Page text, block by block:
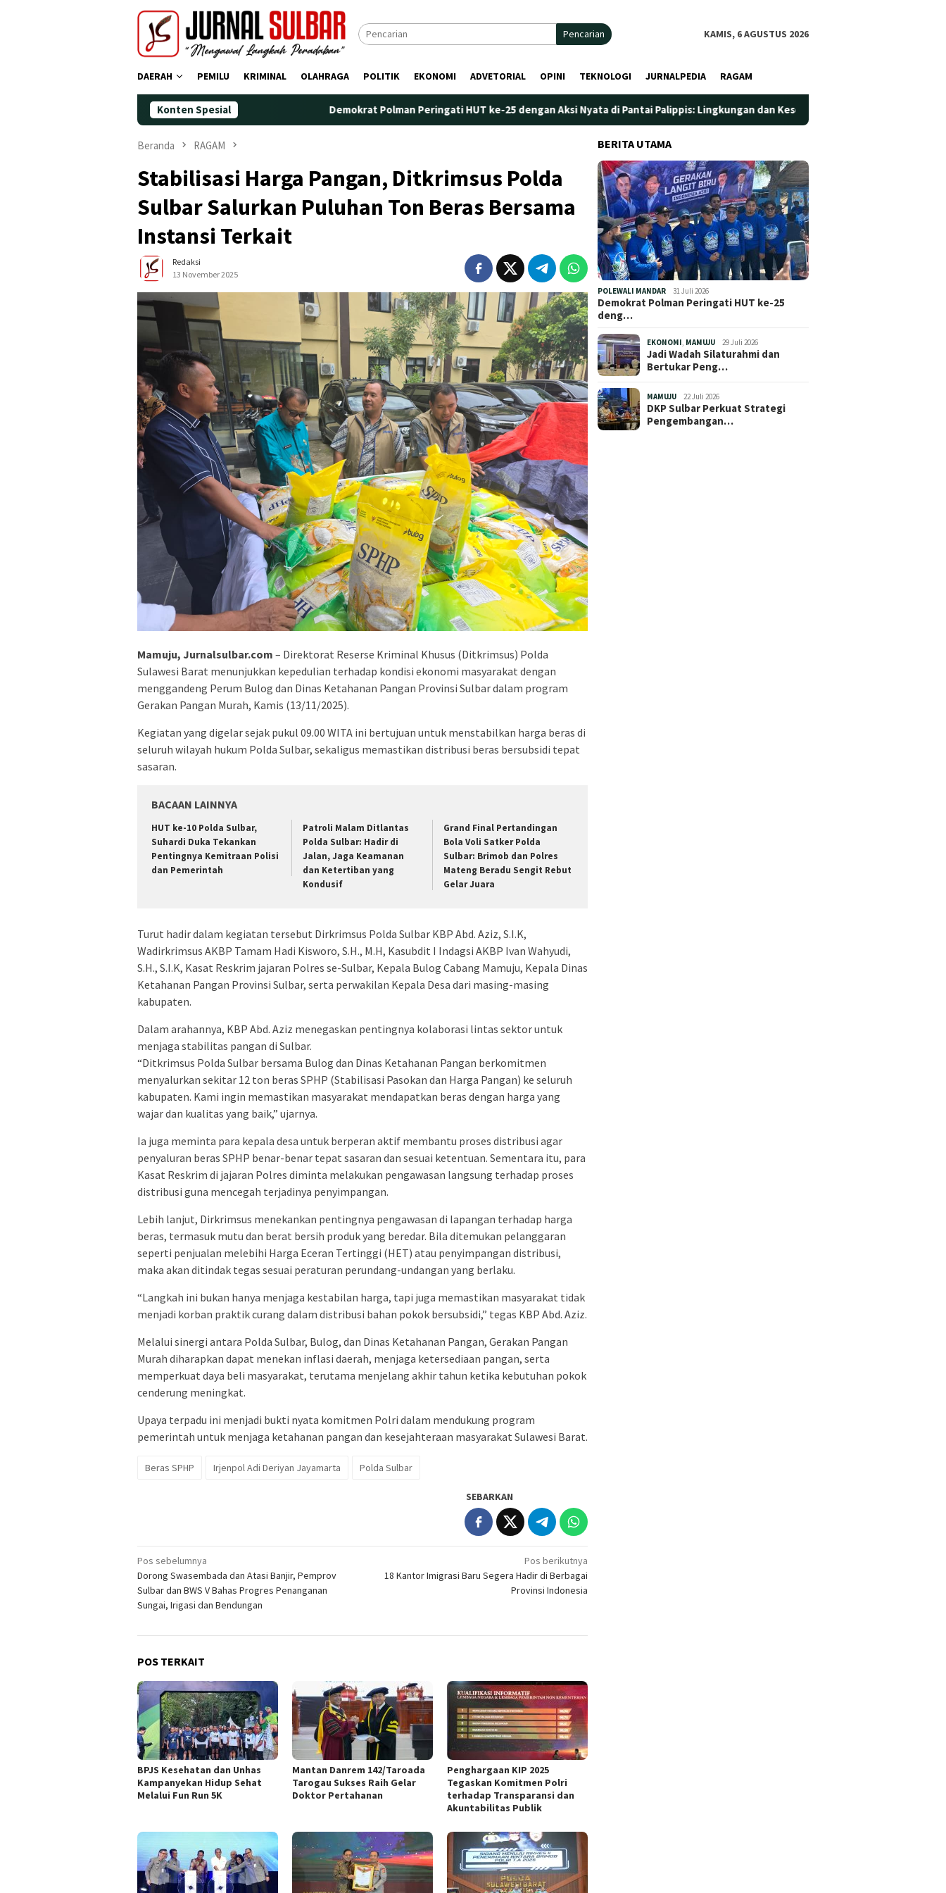
Pencarian KAMIS, 6 AGUSTUS 2026
DAERAH PEMILU KRIMINAL OLAHRAGA POLITIK EKONOMI ADVETORIAL OPINI TEKNOLOGI JURNALPEDIA RAGAM
Konten Spesial Demokrat Polman Peringati HUT ke-25 dengan Aksi Nyata di Pantai Palippis: Lingkungan dan Kesehatan Jadi Prioritas
Beranda RAGAM
Stabilisasi Harga Pangan, Ditkrimsus Polda
Sulbar Salurkan Puluhan Ton Beras Bersama
Instansi Terkait
Redaksi
13 November 2025
Mamuju, Jurnalsulbar.com – Direktorat Reserse Kriminal Khusus (Ditkrimsus) Polda
Sulawesi Barat menunjukkan kepedulian terhadap kondisi ekonomi masyarakat dengan
menggandeng Perum Bulog dan Dinas Ketahanan Pangan Provinsi Sulbar dalam program
Gerakan Pangan Murah, Kamis (13/11/2025).
Kegiatan yang digelar sejak pukul 09.00 WITA ini bertujuan untuk menstabilkan harga beras di
seluruh wilayah hukum Polda Sulbar, sekaligus memastikan distribusi beras bersubsidi tepat
sasaran.
BACAAN LAINNYA
HUT ke-10 Polda Sulbar,
Suhardi Duka Tekankan
Pentingnya Kemitraan Polisi
dan Pemerintah
Patroli Malam Ditlantas
Polda Sulbar: Hadir di
Jalan, Jaga Keamanan
dan Ketertiban yang
Kondusif
Grand Final Pertandingan
Bola Voli Satker Polda
Sulbar: Brimob dan Polres
Mateng Beradu Sengit Rebut
Gelar Juara
Turut hadir dalam kegiatan tersebut Dirkrimsus Polda Sulbar KBP Abd. Aziz, S.I.K,
Wadirkrimsus AKBP Tamam Hadi Kisworo, S.H., M.H, Kasubdit I Indagsi AKBP Ivan Wahyudi,
S.H., S.I.K, Kasat Reskrim jajaran Polres se-Sulbar, Kepala Bulog Cabang Mamuju, Kepala Dinas
Ketahanan Pangan Provinsi Sulbar, serta perwakilan Kepala Desa dari masing-masing
kabupaten.
Dalam arahannya, KBP Abd. Aziz menegaskan pentingnya kolaborasi lintas sektor untuk
menjaga stabilitas pangan di Sulbar.
“Ditkrimsus Polda Sulbar bersama Bulog dan Dinas Ketahanan Pangan berkomitmen
menyalurkan sekitar 12 ton beras SPHP (Stabilisasi Pasokan dan Harga Pangan) ke seluruh
kabupaten. Kami ingin memastikan masyarakat mendapatkan beras dengan harga yang
wajar dan kualitas yang baik,” ujarnya.
Ia juga meminta para kepala desa untuk berperan aktif membantu proses distribusi agar
penyaluran beras SPHP benar-benar tepat sasaran dan sesuai ketentuan. Sementara itu, para
Kasat Reskrim di jajaran Polres diminta melakukan pengawasan langsung terhadap proses
distribusi guna mencegah terjadinya penyimpangan.
Lebih lanjut, Dirkrimsus menekankan pentingnya pengawasan di lapangan terhadap harga
beras, termasuk mutu dan berat bersih produk yang beredar. Bila ditemukan pelanggaran
seperti penjualan melebihi Harga Eceran Tertinggi (HET) atau penyimpangan distribusi,
maka akan ditindak tegas sesuai peraturan perundang-undangan yang berlaku.
“Langkah ini bukan hanya menjaga kestabilan harga, tapi juga memastikan masyarakat tidak
menjadi korban praktik curang dalam distribusi bahan pokok bersubsidi,” tegas KBP Abd. Aziz.
Melalui sinergi antara Polda Sulbar, Bulog, dan Dinas Ketahanan Pangan, Gerakan Pangan
Murah diharapkan dapat menekan inflasi daerah, menjaga ketersediaan pangan, serta
memperkuat daya beli masyarakat, terutama menjelang akhir tahun ketika kebutuhan pokok
cenderung meningkat.
Upaya terpadu ini menjadi bukti nyata komitmen Polri dalam mendukung program
pemerintah untuk menjaga ketahanan pangan dan kesejahteraan masyarakat Sulawesi Barat.
Beras SPHP Irjenpol Adi Deriyan Jayamarta Polda Sulbar
SEBARKAN
Navigasi
pos
Pos sebelumnya
Dorong Swasembada dan Atasi Banjir, Pemprov
Sulbar dan BWS V Bahas Progres Penanganan
Sungai, Irigasi dan Bendungan
Pos berikutnya
18 Kantor Imigrasi Baru Segera Hadir di Berbagai
Provinsi Indonesia
POS TERKAIT
BPJS Kesehatan dan Unhas
Kampanyekan Hidup Sehat
Melalui Fun Run 5K
Mantan Danrem 142/Taroada
Tarogau Sukses Raih Gelar
Doktor Pertahanan
Penghargaan KIP 2025
Tegaskan Komitmen Polri
terhadap Transparansi dan
Akuntabilitas Publik
BERITA UTAMA
POLEWALI MANDAR 31 Juli 2026
Demokrat Polman Peringati HUT ke-25
deng…
EKONOMI MAMUJU 29 Juli 2026
Jadi Wadah Silaturahmi dan
Bertukar Peng…
MAMUJU 22 Juli 2026
DKP Sulbar Perkuat Strategi
Pengembangan…